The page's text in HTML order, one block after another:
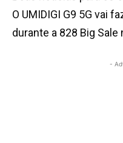
O UMIDIGI G9 5G vai
durante a 828 Big Sale
-